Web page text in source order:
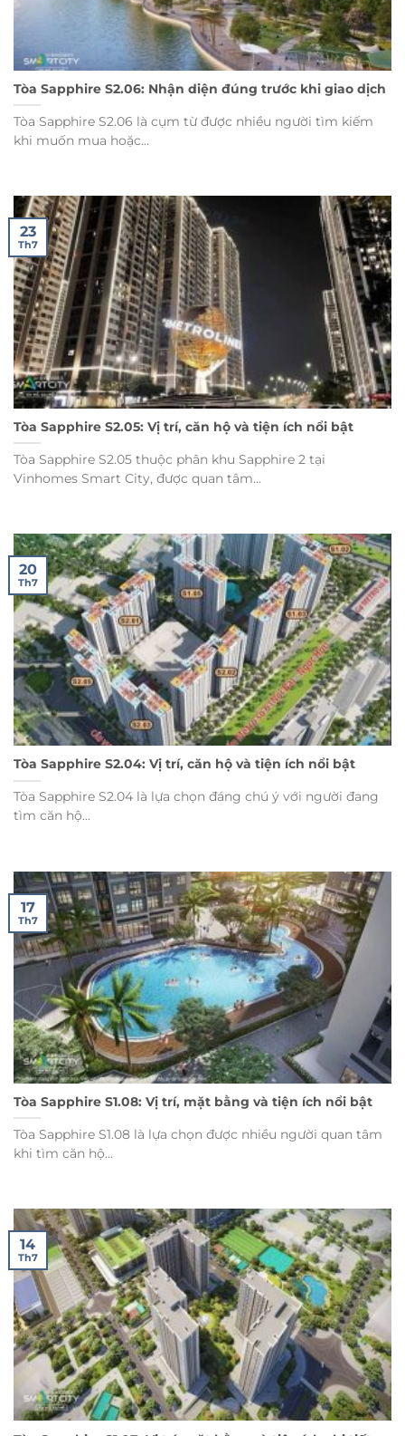
Tòa Sapphire S2.06: Nhận diện đúng trước khi giao dịch
Tòa Sapphire S2.06 là cụm từ được nhiều người tìm kiếm
khi muốn mua hoặc...
Tòa Sapphire S2.05: Vị trí, căn hộ và tiện ích nổi bật
Tòa Sapphire S2.05 thuộc phân khu Sapphire 2 tại
Vinhomes Smart City, được quan tâm...
23
Th7
Tòa Sapphire S2.04: Vị trí, căn hộ và tiện ích nổi bật
Tòa Sapphire S2.04 là lựa chọn đáng chú ý với người đang
tìm căn hộ...
20
Th7
Tòa Sapphire S1.08: Vị trí, mặt bằng và tiện ích nổi bật
Tòa Sapphire S1.08 là lựa chọn được nhiều người quan tâm
khi tìm căn hộ...
17
Th7
14
Th7